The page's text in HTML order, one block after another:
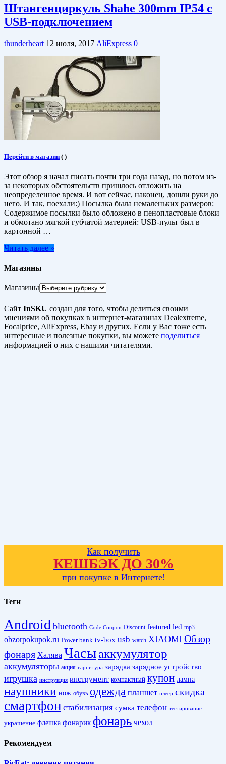
Штангенциркуль Shahe 300mm IP54 с
USB-подключением
thunderheart 12 июля, 2017 AliExpress 0
Перейти в магазин ( )
Этот обзор я начал писать почти три года назад, но потом из-
за некоторых обстоятельств пришлось отложить на
неопределенное время. И вот сейчас, наконец, дошли руки до
него. И так, поехали:) Посылка была немаленьких размеров:
Содержимое посылки было обложено в пенопластовые блоки
и обмотано мягкой губчатой материей: USB-пульт был в
картонной …
Читать далее »
Магазины
Магазины
Сайт InSKU создан для того, чтобы делиться своими
мнениями об покупках в интернет-магазинах Dealextreme,
Focalprice, AliExpress, Ebay и других. Если у Вас тоже есть
интересные и полезные покупки, вы можете поделиться
информацией о них с нашими читателями.
Как получить
КЕШБЭК ДО 30%
при покупке в Интернете!
Теги
Android bluetooth Code Coupon Discount featured led mp3
obzorpokupok.ru Power bank tv-box usb watch XIAOMI Обзор
фонаря Халява Часыаккумулятор
аккумуляторы акция гарнитура зарядка зарядное устройство
игрушка инструкция инструмент компактный купон лампа
наушники нож обувь одежда планшет плеер скидка
смартфон стабилизация сумка телефон тестирование
украшение флешка фонарик фонарь чехол
Рекомендуем